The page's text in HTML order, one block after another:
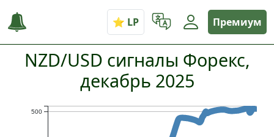
Премиум
NZD/USD сигналы Форекс,
декабрь 2025
500